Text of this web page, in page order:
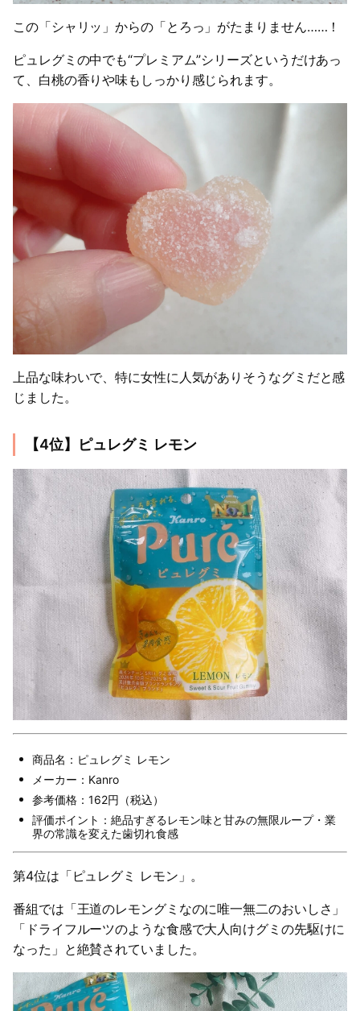
この「シャリッ」からの「とろっ」がたまりません……！
ピュレグミの中でも“プレミアム”シリーズというだけあっ
て、白桃の香りや味もしっかり感じられます。
上品な味わいで、特に女性に人気がありそうなグミだと感
じました。
【4位】ピュレグミ レモン
商品名：ピュレグミ レモン
メーカー：Kanro
参考価格：162円（税込）
評価ポイント：絶品すぎるレモン味と甘みの無限ループ・業
界の常識を変えた歯切れ食感
第4位は「ピュレグミ レモン」。
番組では「王道のレモングミなのに唯一無二のおいしさ」
「ドライフルーツのような食感で大人向けグミの先駆けに
なった」と絶賛されていました。